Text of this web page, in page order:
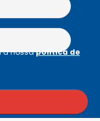
a nossapolítica de